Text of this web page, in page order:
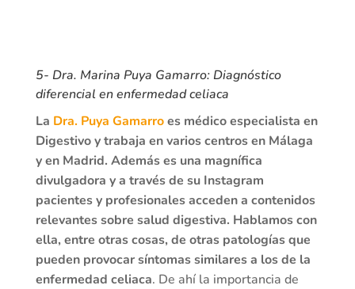
5- Dra. Marina Puya Gamarro: Diagnóstico
diferencial en enfermedad celiaca
La Dra. Puya Gamarroes médico especialista en
Digestivo y trabaja en varios centros en Málaga
y en Madrid. Además es una magnífica
divulgadora y a través de su Instagram
pacientes y profesionales acceden a contenidos
relevantes sobre salud digestiva. Hablamos con
ella, entre otras cosas, de otras patologías que
pueden provocar síntomas similares a los de la
enfermedad celiaca. De ahí la importancia de